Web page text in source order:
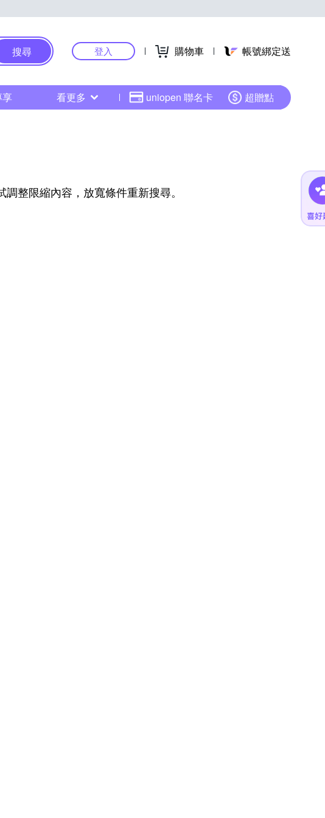
搜尋 登入 購物車 帳號綁定送
看更多 uniopen 聯名卡 超贈點
整限縮內容，放寬條件重新搜尋。